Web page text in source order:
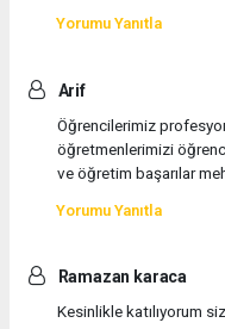
Yorumu Yanıtla
Arif
Öğrencilerimiz
öğretmenlerimizi
ve öğretim başarılar
Yorumu Yanıtla
Ramazan karaca
Kesinlikle katılıyorum